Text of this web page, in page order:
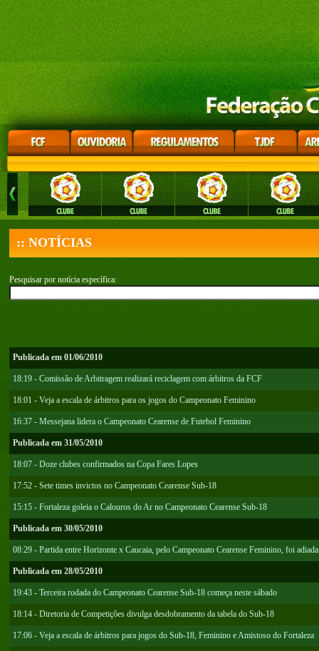
:: NOTÍCIAS
Pesquisar por notícia específica:
Publicada em 01/06/2010
18:19 - Comissão de Arbitragem realizará reciclagem com árbitros da FCF
18:01 - Veja a escala de árbitros para os jogos do Campeonato Feminino
16:37 - Messejana lidera o Campeonato Cearense de Futebol Feminino
Publicada em 31/05/2010
18:07 - Doze clubes confirmados na Copa Fares Lopes
17:52 - Sete times invictos no Campeonato Cearense Sub-18
15:15 - Fortaleza goleia o Calouros do Ar no Campeonato Cearense Sub-18
Publicada em 30/05/2010
08:29 - Partida entre Horizonte x Caucaia, pelo Campeonato Cearense Feminino, foi adiada
Publicada em 28/05/2010
19:43 - Terceira rodada do Campeonato Cearense Sub-18 começa neste sábado
18:14 - Diretoria de Competições divulga desdobramento da tabela do Sub-18
17:06 - Veja a escala de árbitros para jogos do Sub-18, Feminino e Amistoso do Fortaleza